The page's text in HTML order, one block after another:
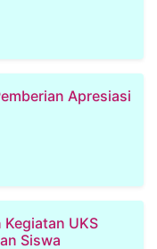
Apresiasi
Kegiatan UKS
Siswa